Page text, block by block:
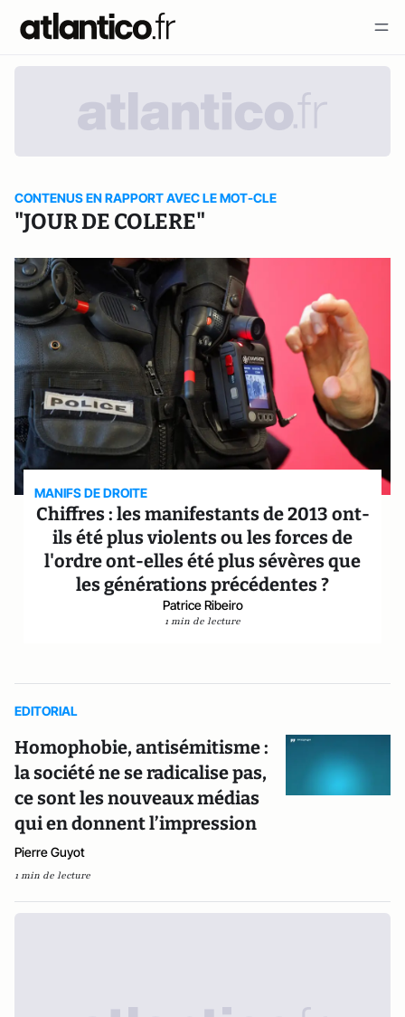
CONTENUS EN RAPPORT AVEC LE MOT-CLE
"JOUR DE COLERE"
MANIFS DE DROITE
Chiffres : les manifestants de 2013 ont-
ils été plus violents ou les forces de
l'ordre ont-elles été plus sévères que
les générations précédentes ?
Patrice Ribeiro
1 min de lecture
EDITORIAL
Homophobie, antisémitisme :
la société ne se radicalise pas,
ce sont les nouveaux médias
qui en donnent l’impression
Pierre Guyot
1 min de lecture